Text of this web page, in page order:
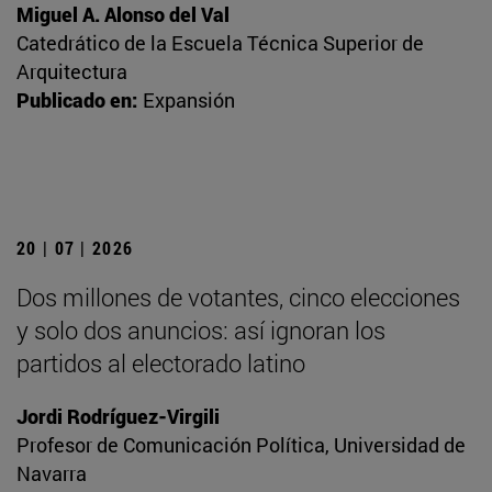
Miguel A. Alonso del Val
Catedrático de la Escuela Técnica Superior de
Arquitectura
Publicado en: Expansión
20 | 07 | 2026
Dos millones de votantes, cinco elecciones
y solo dos anuncios: así ignoran los
partidos al electorado latino
Jordi Rodríguez-Virgili
Profesor de Comunicación Política, Universidad de
Navarra